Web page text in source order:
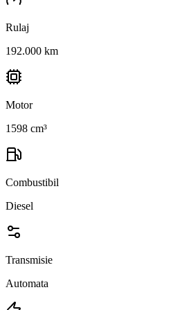
Rulaj
192.000 km
Motor
1598 cm³
Combustibil
Diesel
Transmisie
Automata